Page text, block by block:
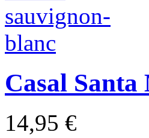
Casal
14,95 €